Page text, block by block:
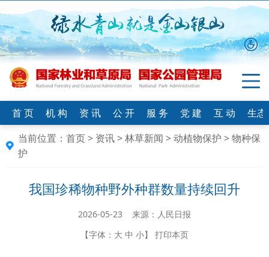
首 页 机 构 资 讯 公 开 服 务 党 建 互 动
生
当前位置： 首页> 资讯>林草新闻 >动植物保护 >物种保
护
我国珍稀物种野外种群数量持续回升
2026-05-23 来源：人民日报
【字体： 大 中 小】 打印本页